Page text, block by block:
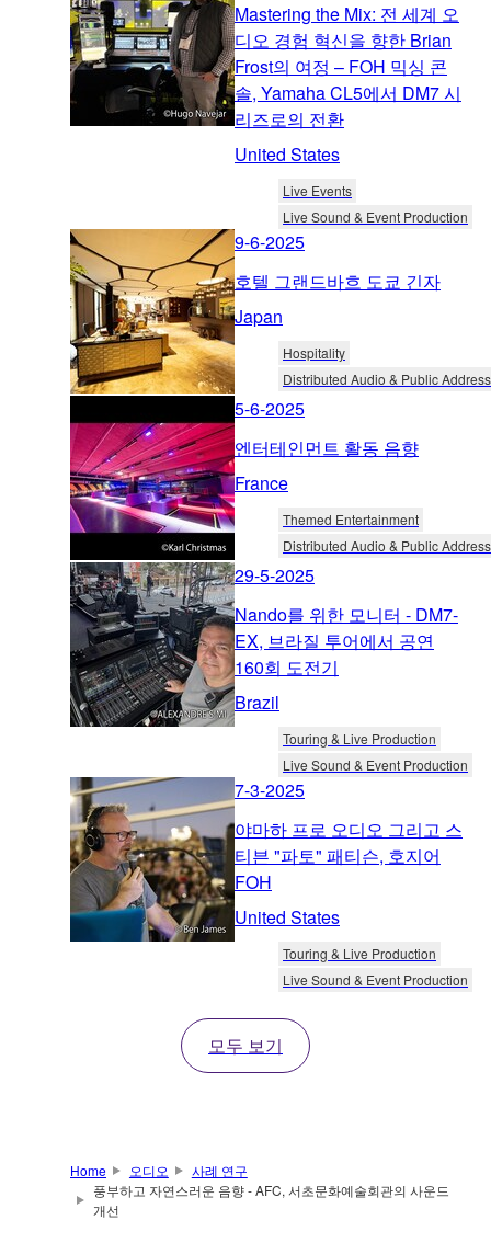
Mastering the Mix: 전 세계 오
디오 경험 혁신을 향한 Brian
Frost의 여정 – FOH 믹싱 콘
솔, Yamaha CL5에서 DM7 시
리즈로의 전환
United States
Live Events
Live Sound & Event Production
9-6-2025
호텔 그랜드바흐 도쿄 긴자
Japan
Hospitality
Distributed Audio & Public Address
5-6-2025
엔터테인먼트 활동 음향
France
Themed Entertainment
Distributed Audio & Public Address
29-5-2025
Nando를 위한 모니터 - DM7-
EX, 브라질 투어에서 공연
160회 도전기
Brazil
Touring & Live Production
Live Sound & Event Production
7-3-2025
야마하 프로 오디오 그리고 스
티븐 "파토" 패티슨, 호지어
FOH
United States
Touring & Live Production
Live Sound & Event Production
모두 보기
Home 오디오
사례 연구
풍부하고 자연스러운 음향 - AFC, 서초문화예술회관의 사운드
개선